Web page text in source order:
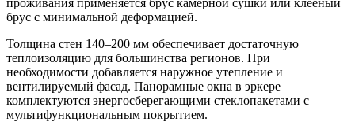
брус с минимальной деформацией.
Толщина стен 140–200 мм обеспечивает достаточную
теплоизоляцию для большинства регионов. При
необходимости добавляется наружное утепление и
вентилируемый фасад. Панорамные окна в эркере
комплектуются энергосберегающими стеклопакетами с
мультифункциональным покрытием.